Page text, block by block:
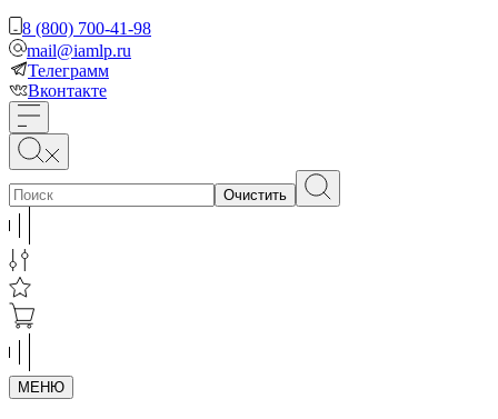
8 (800) 700-41-98
mail@iamlp.ru
Телеграмм
Вконтакте
Очистить
МЕНЮ